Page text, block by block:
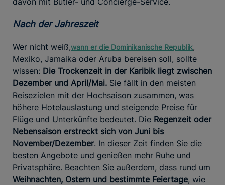
Nach der Jahreszeit
Wer nicht weiß,wann er die Dominikanische Republik,
Mexiko, Jamaika oder Aruba bereisen soll, sollte
wissen: Die Trockenzeit in der Karibik liegt zwischen
Dezember und April/Mai. Sie fällt in den meisten
Reisezielen mit der Hochsaison zusammen, was
höhere Hotelauslastung und steigende Preise für
Flüge und Unterkünfte bedeutet. Die Regenzeit oder
Nebensaison erstreckt sich von Juni bis
November/Dezember. In dieser Zeit finden Sie die
besten Angebote und genießen mehr Ruhe und
Privatsphäre. Beachten Sie außerdem, dass rund um
Weihnachten, Ostern und bestimmte Feiertage, wie